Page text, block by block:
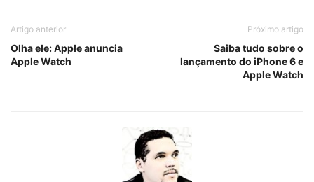
Artigo anterior
Olha ele: Apple anuncia
Apple Watch
Próximo artigo
Saiba tudo sobre o
lançamento do iPhone 6 e
Apple Watch